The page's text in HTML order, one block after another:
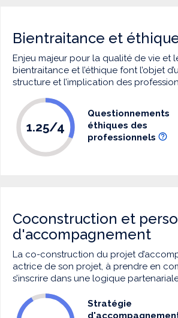
Bientraitance et
Enjeu majeur pour la qualité de vie et
bientraitance et l’éthique font l’objet
structure et l’implication des
1.25/4
Questionnements
éthiques des
professionnels
Coconstruction et
d'accompagnement
La co-construction du projet
actrice de son projet, à prendre en
s’inscrire dans une logique
Stratégie